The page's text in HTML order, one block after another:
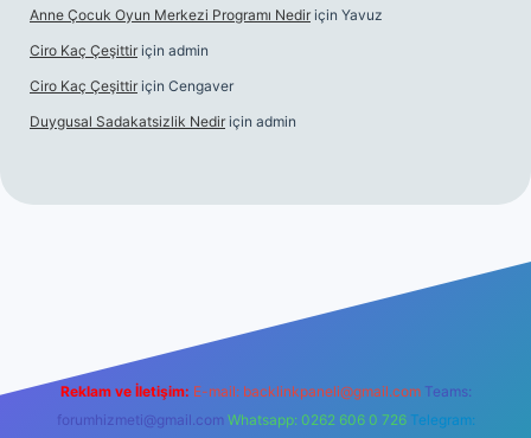
Anne Çocuk Oyun Merkezi Programı Nedir için Yavuz
Ciro Kaç Çeşittir için admin
Ciro Kaç Çeşittir için Cengaver
Duygusal Sadakatsizlik Nedir için admin
elexbetgiris.org
Reklam ve İletişim: E-mail: backlinkpaneli@gmail.com Teams:
forumhizmeti@gmail.com Whatsapp: 0262 606 0 726 Telegram: